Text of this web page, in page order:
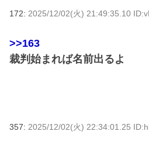
172: 2025/12/02(火) 21:49:35.10
>>163
裁判始まれば名前出るよ
357: 2025/12/02(火) 22:34:01.25